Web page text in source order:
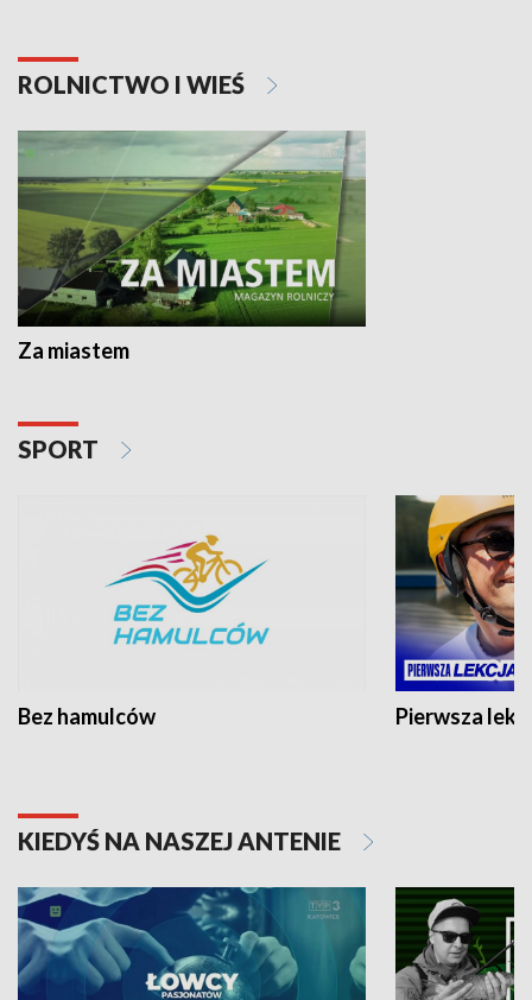
ROLNICTWO I WIEŚ
Za miastem
SPORT
Bez hamulców Pierwsza
KIEDYŚ NA NASZEJ ANTENIE